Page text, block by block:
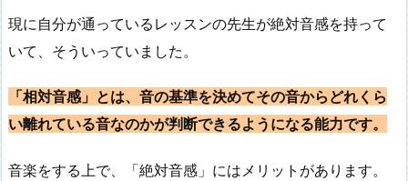
現に自分が通っているレッスンの先生が絶対音感を持って
いて、そういっていました。
「相対音感」とは、音の基準を決めてその音からどれくら
い離れている音なのかが判断できるようになる能力です。
音楽をする上で、「絶対音感」にはメリットがあります。